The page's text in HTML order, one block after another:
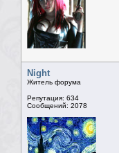
Night
Житель форума
Репутация: 634
Сообщений: 2078